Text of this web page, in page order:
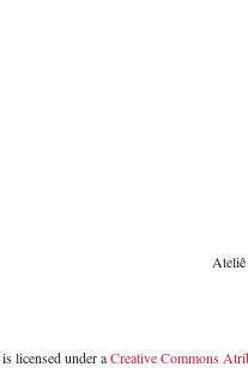
is licensed under aCreative Commons